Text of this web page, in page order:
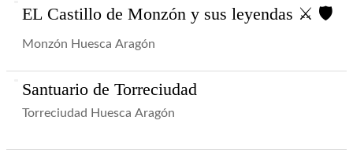
EL Castillo de Monzón y sus leyendas ⚔ 🛡
Monzón Huesca Aragón
Santuario de Torreciudad
Torreciudad Huesca Aragón